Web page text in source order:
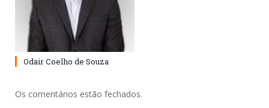
Odair Coelho de Souza
Os comentários estão fechados.